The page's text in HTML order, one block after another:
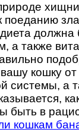
поеданию
должна
а также
кошку
системы, а
быть в
кошкам